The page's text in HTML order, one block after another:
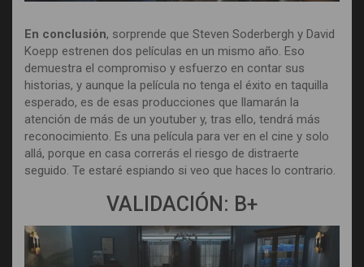
En conclusión, sorprende que Steven Soderbergh y David
Koepp estrenen dos películas en un mismo año. Eso
demuestra el compromiso y esfuerzo en contar sus
historias, y aunque la película no tenga el éxito en taquilla
esperado, es de esas producciones que llamarán la
atención de más de un youtuber y, tras ello, tendrá más
reconocimiento. Es una película para ver en el cine y solo
allá, porque en casa correrás el riesgo de distraerte
seguido. Te estaré espiando si veo que haces lo contrario.
VALIDACIÓN: B+